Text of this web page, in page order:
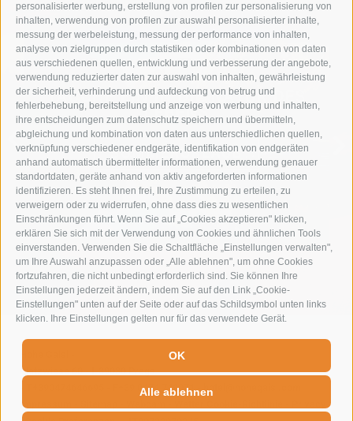
personalisierter werbung, erstellung von profilen zur personalisierung von
inhalten, verwendung von profilen zur auswahl personalisierter inhalte,
messung der werbeleistung, messung der performance von inhalten,
analyse von zielgruppen durch statistiken oder kombinationen von daten
aus verschiedenen quellen, entwicklung und verbesserung der angebote,
verwendung reduzierter daten zur auswahl von inhalten, gewährleistung
der sicherheit, verhinderung und aufdeckung von betrug und
fehlerbehebung, bereitstellung und anzeige von werbung und inhalten,
ihre entscheidungen zum datenschutz speichern und übermitteln,
abgleichung und kombination von daten aus unterschiedlichen quellen,
verknüpfung verschiedener endgeräte, identifikation von endgeräten
anhand automatisch übermittelter informationen, verwendung genauer
standortdaten, geräte anhand von aktiv angeforderten informationen
identifizieren. Es steht Ihnen frei, Ihre Zustimmung zu erteilen, zu
verweigern oder zu widerrufen, ohne dass dies zu wesentlichen
Einschränkungen führt. Wenn Sie auf „Cookies akzeptieren" klicken,
erklären Sie sich mit der Verwendung von Cookies und ähnlichen Tools
einverstanden. Verwenden Sie die Schaltfläche „Einstellungen verwalten",
um Ihre Auswahl anzupassen oder „Alle ablehnen", um ohne Cookies
fortzufahren, die nicht unbedingt erforderlich sind. Sie können Ihre
Einstellungen jederzeit ändern, indem Sie auf den Link „Cookie-
Einstellungen" unten auf der Seite oder auf das Schildsymbol unten links
klicken. Ihre Einstellungen gelten nur für das verwendete Gerät.
OK
Alle ablehnen
TAUCHE EIN IN DIE NATUR DES
LEBENS
SOMMERURLAUB
Plätzwiese 60 - I-39030 Prags
F+39 0474 749071 - hotel@hohegaisl.com
Impressum
-